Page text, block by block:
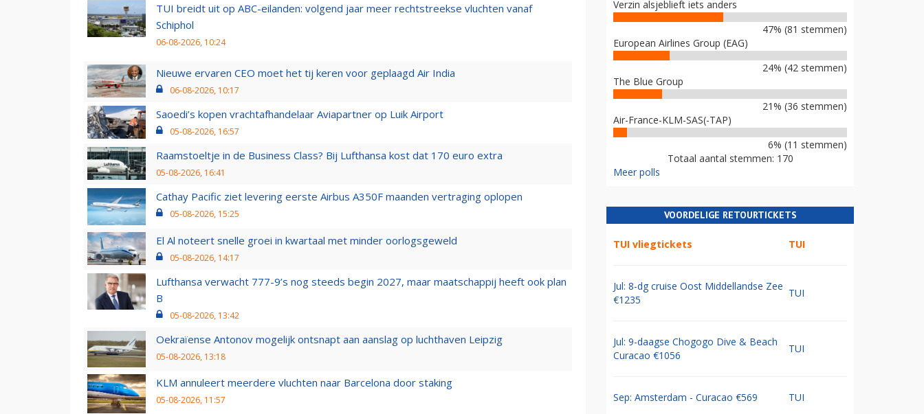
TUI breidt uit op ABC-eilanden: volgend jaar meer rechtstreekse vluchten vanaf
Schiphol
06-08-2026, 10:24
Nieuwe ervaren CEO moet het tij keren voor geplaagd Air India
06-08-2026, 10:17
Saoedi’s kopen vrachtafhandelaar Aviapartner op Luik Airport
05-08-2026, 16:57
Raamstoeltje in de Business Class? Bij Lufthansa kost dat 170 euro extra
05-08-2026, 16:41
Cathay Pacific ziet levering eerste Airbus A350F maanden vertraging oplopen
05-08-2026, 15:25
El Al noteert snelle groei in kwartaal met minder oorlogsgeweld
05-08-2026, 14:17
Lufthansa verwacht 777-9’s nog steeds begin 2027, maar maatschappij heeft ook plan
B
05-08-2026, 13:42
Oekraïense Antonov mogelijk ontsnapt aan aanslag op luchthaven Leipzig
05-08-2026, 13:18
KLM annuleert meerdere vluchten naar Barcelona door staking
05-08-2026, 11:57
Verzin alsjeblieft iets anders
47% (81 stemmen)
European Airlines Group (EAG)
24% (42 stemmen)
The Blue Group
21% (36 stemmen)
Air-France-KLM-SAS(-TAP)
6% (11 stemmen)
Totaal aantal stemmen: 170
Meer polls
VOORDELIGE RETOURTICKETS
TUI vliegtickets TUI
Jul: 8-dg cruise Oost Middellandse Zee
€1235
TUI
Jul: 9-daagse Chogogo Dive & Beach
Curacao €1056
TUI
Sep: Amsterdam - Curacao €569 TUI